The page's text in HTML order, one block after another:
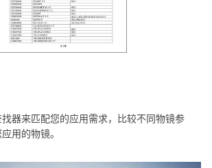
器来匹配您的应用需求，比较不同物镜参
用的物镜。